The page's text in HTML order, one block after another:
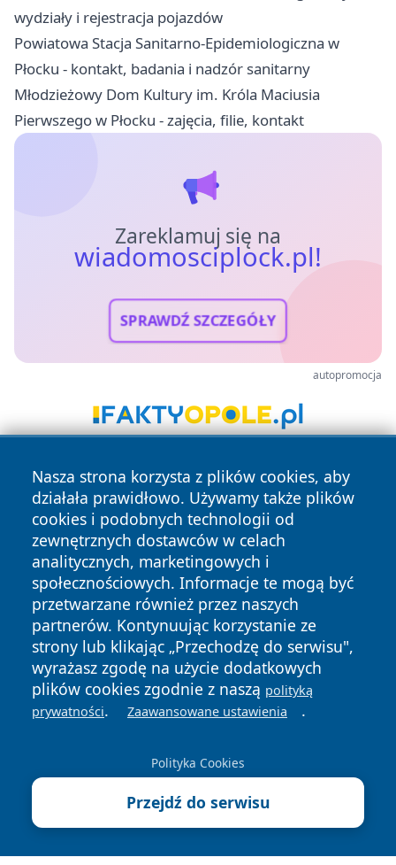
wydziały i rejestracja pojazdów
Powiatowa Stacja Sanitarno-Epidemiologiczna w
Płocku - kontakt, badania i nadzór sanitarny
Młodzieżowy Dom Kultury im. Króla Maciusia
Pierwszego w Płocku - zajęcia, filie, kontakt
Zareklamuj się na
wiadomosciplock.pl!
SPRAWDŹ SZCZEGÓŁY
autopromocja
Nasza strona korzysta z plików cookies, aby
działała prawidłowo. Używamy także plików
cookies i podobnych technologii od
zewnętrznych dostawców w celach
analitycznych, marketingowych i
społecznościowych. Informacje te mogą być
przetwarzane również przez naszych
partnerów. Kontynuując korzystanie ze
strony lub klikając „Przechodzę do serwisu",
wyrażasz zgodę na użycie dodatkowych
plików cookies zgodnie z naszą polityką
prywatności. Zaawansowane ustawienia .
Polityka Cookies
Przejdź do serwisu
Copyright © 2026 wiadomosciplock.pl Wszystkie prawa
zastrzeżone.
News Autorzy
Polityka
Prywatności
Polityka
Cookies